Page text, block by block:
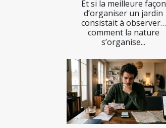
Et si la meilleure façon
d’organiser un jardin
consistait à observer…
comment la nature
s’organise...